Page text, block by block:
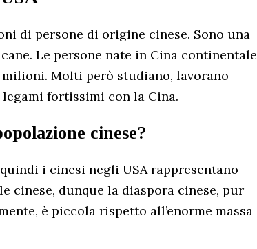
di persone di origine cinese. Sono una
Le persone nate in Cina continentale
Molti però studiano, lavorano
fortissimi con la Cina.
cinese?
i cinesi negli USA rappresentano
cinese, dunque la diaspora cinese, pur
è piccola rispetto all’enorme massa